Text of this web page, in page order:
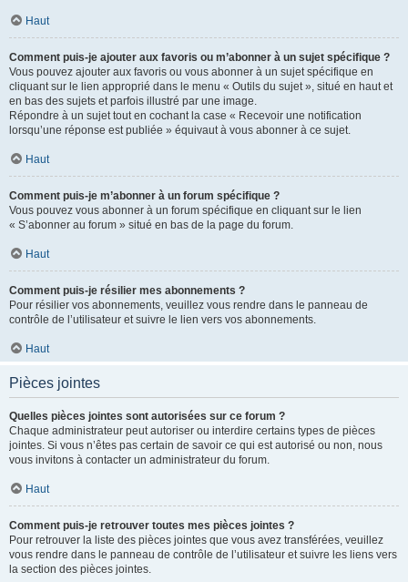
Haut
Comment puis-je ajouter aux favoris ou m’abonner à un sujet spécifique ?
Vous pouvez ajouter aux favoris ou vous abonner à un sujet spécifique en
cliquant sur le lien approprié dans le menu « Outils du sujet », situé en haut et
en bas des sujets et parfois illustré par une image.
Répondre à un sujet tout en cochant la case « Recevoir une notification
lorsqu’une réponse est publiée » équivaut à vous abonner à ce sujet.
Haut
Comment puis-je m’abonner à un forum spécifique ?
Vous pouvez vous abonner à un forum spécifique en cliquant sur le lien
« S’abonner au forum » situé en bas de la page du forum.
Haut
Comment puis-je résilier mes abonnements ?
Pour résilier vos abonnements, veuillez vous rendre dans le panneau de
contrôle de l’utilisateur et suivre le lien vers vos abonnements.
Haut
Pièces jointes
Quelles pièces jointes sont autorisées sur ce forum ?
Chaque administrateur peut autoriser ou interdire certains types de pièces
jointes. Si vous n’êtes pas certain de savoir ce qui est autorisé ou non, nous
vous invitons à contacter un administrateur du forum.
Haut
Comment puis-je retrouver toutes mes pièces jointes ?
Pour retrouver la liste des pièces jointes que vous avez transférées, veuillez
vous rendre dans le panneau de contrôle de l’utilisateur et suivre les liens vers
la section des pièces jointes.